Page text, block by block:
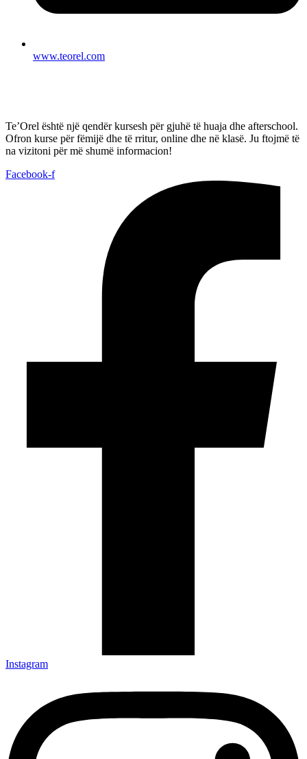
www.teorel.com
Te’Orel është një qendër kursesh për gjuhë të huaja dhe afterschool.
Ofron kurse për fëmijë dhe të rritur, online dhe në klasë. Ju ftojmë të
na vizitoni për më shumë informacion!
Facebook-f
Instagram